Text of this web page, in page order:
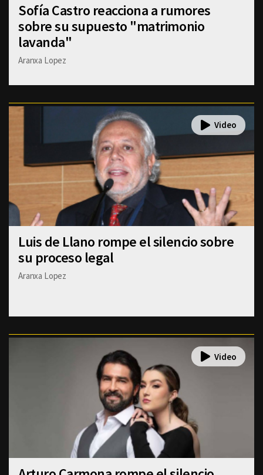
Sofía Castro reacciona a rumores
sobre su supuesto "matrimonio
lavanda"
Aranxa Lopez
Luis de Llano rompe el silencio sobre
su proceso legal
Aranxa Lopez